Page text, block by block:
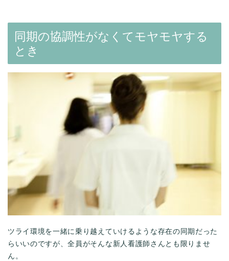
同期の協調性がなくてモヤモヤする
とき
ツライ環境を一緒に乗り越えていけるような存在の同期だった
らいいのですが、全員がそんな新人看護師さんとも限りませ
ん。